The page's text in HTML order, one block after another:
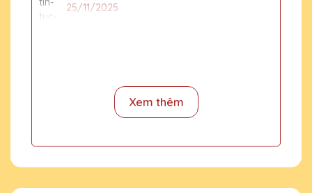
25/11/2025
25/11/2025
QTG rất tốt, thiết kế đẹp và độc đáo. Rất
Xem thêm